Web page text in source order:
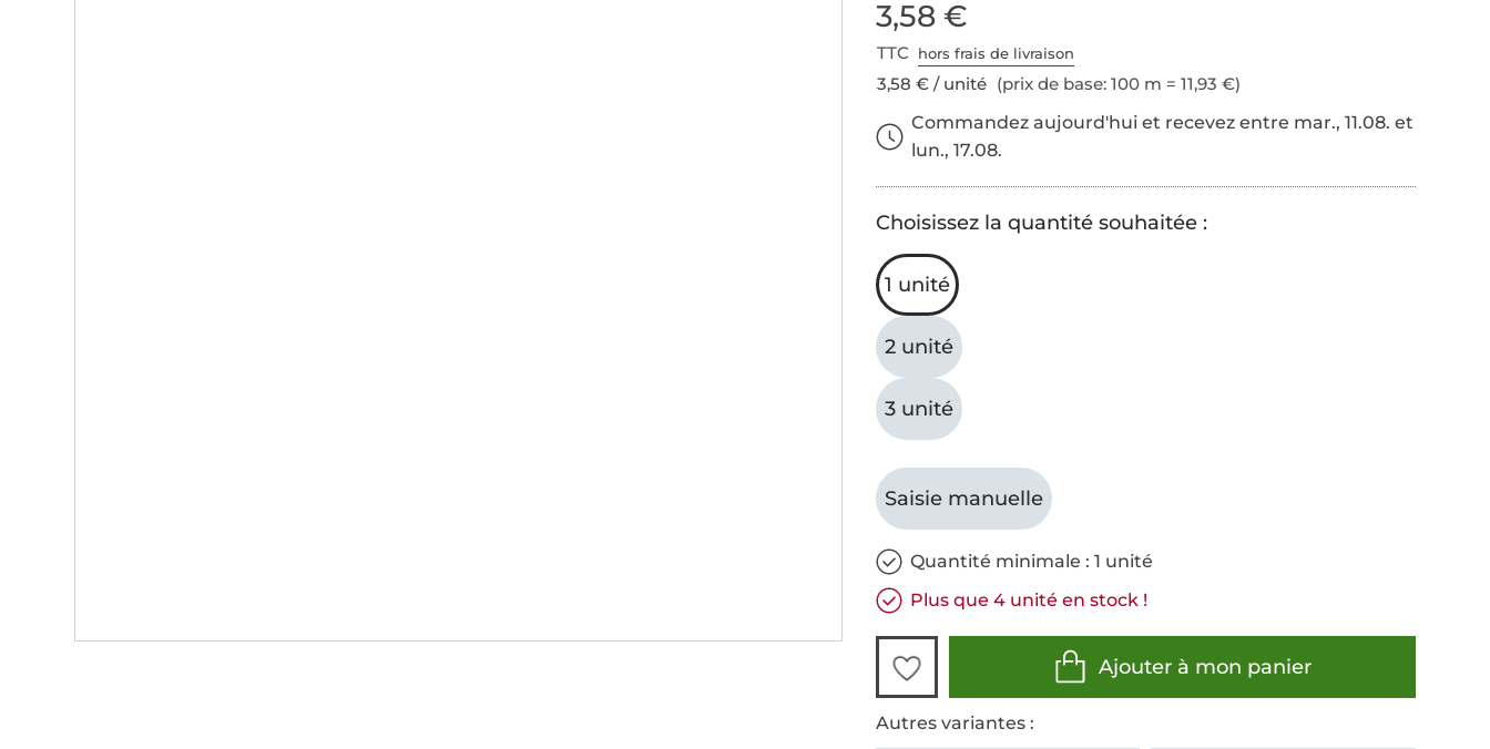
3,58 €
TTC hors frais de livraison
3,58 € / unité (prix de base: 100 m = 11,93 €)
Commandez aujourd'hui et recevez entre mar., 11.08. et
lun., 17.08.
Choisissez la quantité souhaitée :
1 unité
2 unité
3 unité
Saisie manuelle
Quantité minimale : 1 unité
Plus que 4 unité en stock !
Ajouter à mon panier
Autres variantes :